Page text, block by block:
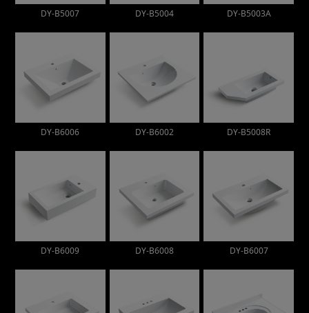
DY-B5003A
DY-B5004
DY-B5007
DY-B5008R
DY-B6002
DY-B6006
DY-B6007
DY-B6008
DY-B6009